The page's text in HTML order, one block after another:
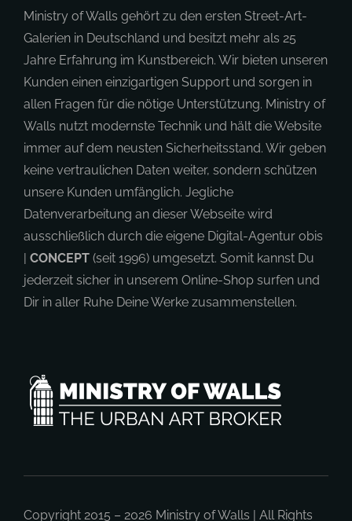
Ministry of Walls gehört zu den ersten Street-Art-
Galerien in Deutschland und besitzt mehr als 25
Jahre Erfahrung im Kunstbereich. Wir bieten unseren
Kunden einen einzigartigen Support und sorgen in
allen Fragen für die nötige Unterstützung. Ministry of
Walls nutzt modernste Technik und hält die Website
immer auf dem neusten Sicherheitsstand. Wir geben
keine vertraulichen Daten weiter, sondern schützen
unsere Kunden umfänglich. Jegliche
Datenverarbeitung an dieser Webseite wird
ausschließlich durch die eigene Digital-Agentur obis
|CONCEPT(seit 1996) umgesetzt. Somit kannst Du